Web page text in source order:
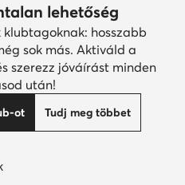
lehetőség
hosszabb
sok más. Aktiváld a
szerezz jóváírást minden
után!
ot Tudj meg többet